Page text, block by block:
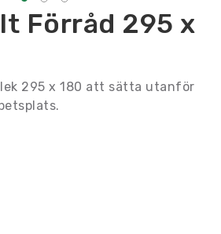
Förråd 295 x
295 x 180 att sätta utanför